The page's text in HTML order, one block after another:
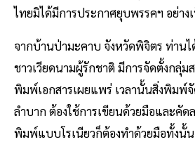
ไทยมิได้มีการประกาศยุบพรรคฯ อย่าง
จากบ้านป่ามะคาบ จังหวัดพิจิตร ท่าน
ชาวเวียดนามผู้รักชาติ มีการจัดตั้งกลุ่ม
พิมพ์เอกสารเผยแพร่ เวลานั้นสิ่งพิมพ์
ลำบาก ต้องใช้การเขียนด้วยมือและคัด
พิมพ์แบบโรเนียวก็ต้องทำด้วยมือทั้งนั้น